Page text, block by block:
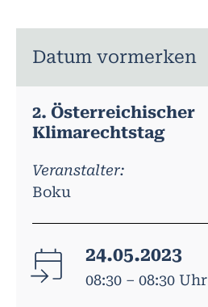
Datum vormerken
2. Österreichischer
Klimarechtstag
Veranstalter:
Boku
24.05.2023
08:30 – 08:30 Uhr